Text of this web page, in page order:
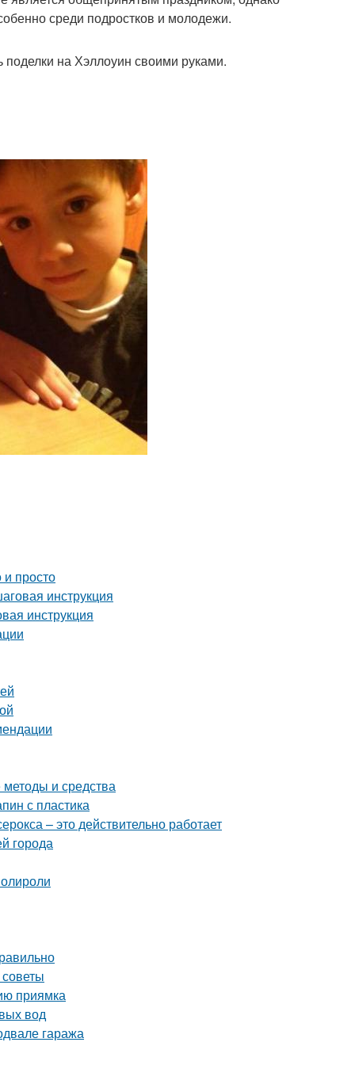
среди подростков и молодежи.
поделки на Хэллоуин своими руками.
просто
инструкция
инструкция
и средства
с пластика
– это действительно работает
города
приямка
вод
гаража